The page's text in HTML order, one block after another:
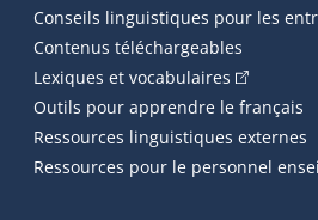
Conseils linguistiques pour les
Contenus téléchargeables
Lexiques et vocabulaires (Cet
Outils pour apprendre le français
Ressources linguistiques externes
Ressources pour le personnel